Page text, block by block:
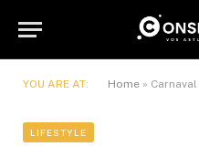
YOU ARE AT: Home » Carnaval :
LIFESTYLE